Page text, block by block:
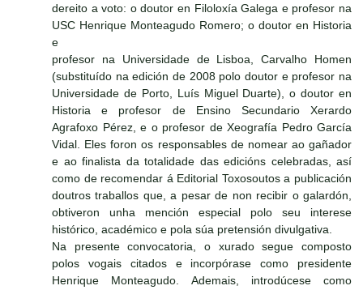
dereito a voto: o doutor en Filoloxía Galega e profesor na
USC Henrique Monteagudo Romero; o doutor en Historia
e
profesor na Universidade de Lisboa, Carvalho Homen
(substituído na edición de 2008 polo doutor e profesor na
Universidade de Porto, Luís Miguel Duarte), o doutor en
Historia e profesor de Ensino Secundario Xerardo
Agrafoxo Pérez, e o profesor de Xeografía Pedro García
Vidal. Eles foron os responsables de nomear ao gañador
e ao finalista da totalidade das edicións celebradas, así
como de recomendar á Editorial Toxosoutos a publicación
doutros traballos que, a pesar de non recibir o galardón,
obtiveron unha mención especial polo seu interese
histórico, académico e pola súa pretensión divulgativa.
Na presente convocatoria, o xurado segue composto
polos vogais citados e incorpórase como presidente
Henrique Monteagudo. Ademais, introdúcese como